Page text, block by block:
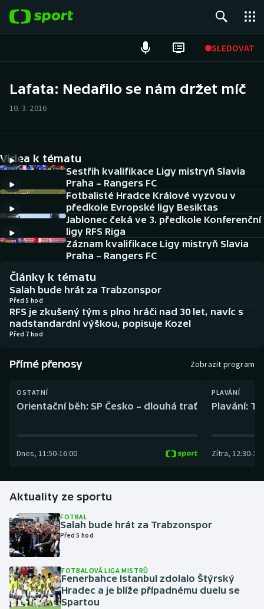
SLEDOVAT
Hokej
Tenis
Atletika
Cyklistika
DALŠÍ SPORTY
Americký fotbal
Baseball a softbal
Basketbal
Biatlon
Boby a skeleton
Futsal
Golf
Gymnastika
Házená
NEPŘEHLÉDNĚTE
Soutěže
Historické návraty
Aplikace ČT sport
AZ kvíz
Lafata: Nedařilo se nám držet míč
10. 3. 2016
Videa k tématu
Sestřih kvalifikace Ligy mistryň Slavia
Praha – Rangers FC
Fotbalisté Hradce Králové vyzvou v
předkole Evropské ligy Besiktas
Jablonec čeká ve 3. předkole Konferenční
ligy RFS Riga
Záznam kvalifikace Ligy mistryň Slavia
Praha – Rangers FC
Články k tématu
Salah bude hrát za Trabzonspor
Před 5 hod
RFS je zkušený tým s plno hráči nad 30 let, navíc s
nadstandardní výškou, popisuje Kozel
Před 7 hod
Přímé přenosy Zobrazit program
OSTATNÍ
Orientační běh: SP Česko – dlouhá trať
Dnes, 11:50-16:00
PLAVÁNÍ
Plavání:
Zítra, 12:30-
Aktuality ze sportu
FOTBAL
Salah bude hrát za Trabzonspor
Před 5 hod
FOTBALOVÁ LIGA MISTRŮ
Fenerbahce Istanbul zdolalo Štýrský
Hradec a je blíže případnému duelu se
Spartou